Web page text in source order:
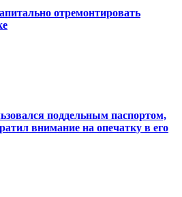
отремонтировать
поддельным паспортом,
внимание на опечатку в его